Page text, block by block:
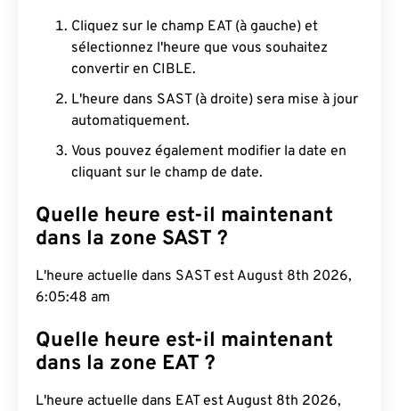
Cliquez sur le champ EAT (à gauche) et
sélectionnez l'heure que vous souhaitez
convertir en CIBLE.
L'heure dans SAST (à droite) sera mise à jour
automatiquement.
Vous pouvez également modifier la date en
cliquant sur le champ de date.
Quelle heure est-il maintenant
dans la zone SAST ?
L'heure actuelle dans SAST est August 8th 2026,
6:05:49 am
Quelle heure est-il maintenant
dans la zone EAT ?
L'heure actuelle dans EAT est August 8th 2026,